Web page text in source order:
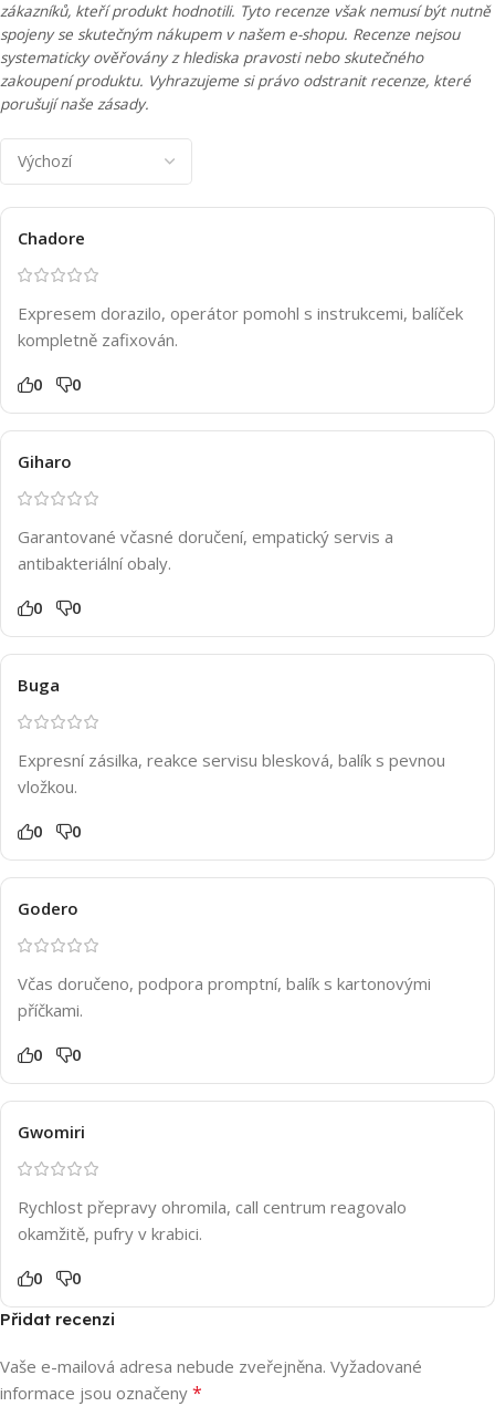
zákazníků, kteří produkt hodnotili. Tyto recenze však nemusí být nutně
spojeny se skutečným nákupem v našem e-shopu. Recenze nejsou
systematicky ověřovány z hlediska pravosti nebo skutečného
zakoupení produktu. Vyhrazujeme si právo odstranit recenze, které
porušují naše zásady.
Chadore
Expresem dorazilo, operátor pomohl s instrukcemi, balíček
kompletně zafixován.
0 0
Giharo
Garantované včasné doručení, empatický servis a
antibakteriální obaly.
0 0
Buga
Expresní zásilka, reakce servisu blesková, balík s pevnou
vložkou.
0 0
Godero
Včas doručeno, podpora promptní, balík s kartonovými
příčkami.
0 0
Gwomiri
Rychlost přepravy ohromila, call centrum reagovalo
okamžitě, pufry v krabici.
0 0
Přidat recenzi
Vaše e-mailová adresa nebude zveřejněna. Vyžadované
informace jsou označeny *